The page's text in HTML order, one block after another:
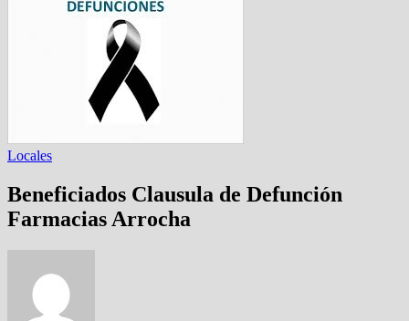
Locales
Beneficiados Clausula de Defunción
Farmacias Arrocha